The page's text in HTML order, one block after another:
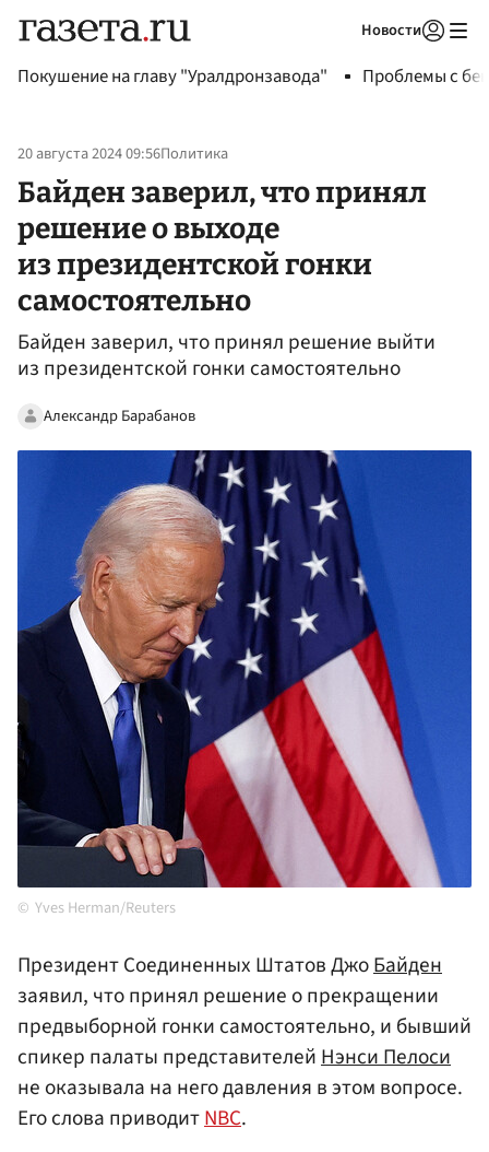
Новости
Покушение на главу "Уралдронзавода" Проблемы с
20 августа 2024 09:56Политика
Байден заверил, что принял
решение о выходе
из президентской гонки
самостоятельно
Байден заверил, что принял решение выйти
из президентской гонки самостоятельно
Александр Барабанов
Yves Herman/Reuters
Президент Соединенных Штатов ДжоБайден
заявил, что принял решение о прекращении
предвыборной гонки самостоятельно, и бывший
спикер палаты представителейНэнси Пелоси
не оказывала на него давления в этом вопросе.
Его слова приводитNBC.